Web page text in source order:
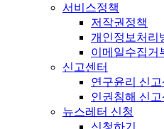
서비스정책
저작권정책
개인정보처리
이메일수집거
신고센터
연구윤리 신고
인권침해 신고
뉴스레터 신청
신청하기